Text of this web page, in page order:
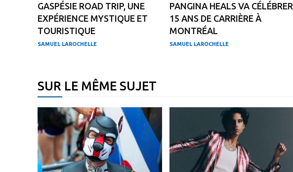
GASPÉSIE ROAD TRIP, UNE
EXPÉRIENCE MYSTIQUE ET
TOURISTIQUE
SAMUEL LAROCHELLE
PANGINA HEALS VA CÉLÉBRER
15 ANS DE CARRIÈRE À
MONTRÉAL
SAMUEL LAROCHELLE
SUR LE MÊME SUJET